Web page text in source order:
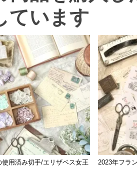
ています
使用済み切手/エリザベス女王 2023年フラ